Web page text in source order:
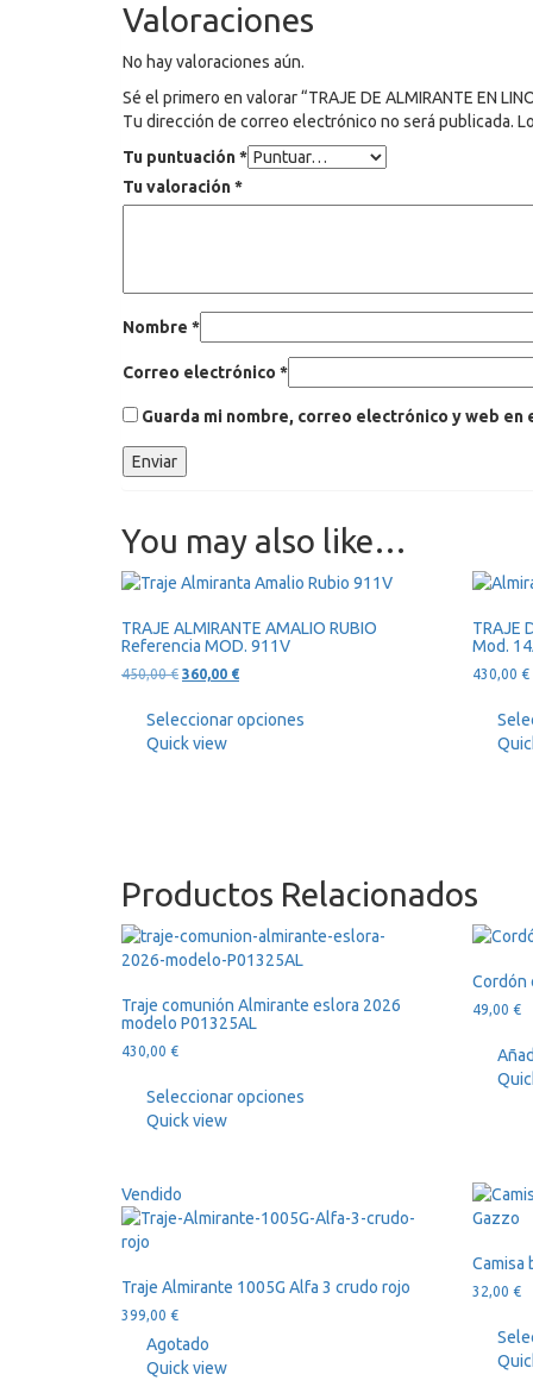
Valoraciones
No hay valoraciones aún.
Sé el primero en valorar “TRAJE DE ALMIRANTE EN
Tu dirección de correo electrónico no será publicada.
Tu puntuación*
Tu valoración*
Nombre *
Correo electrónico *
Guarda mi nombre, correo electrónico y web
You may also like…
TRAJE ALMIRANTE AMALIO RUBIO
Referencia MOD. 911V
450,00€ El
original
era:
450,00 €.
360,00 €El
actual
es:
Seleccionar opciones
Quick view
TRAJE
Mod.
430,00 €
Productos Relacionados
Traje comunión Almirante eslora 2026
modelo P01325AL
430,00 €
Seleccionar opciones
Quick view
Cordón
49,00 €
Vendido
Traje Almirante 1005G Alfa 3 crudo rojo
399,00 €
Agotado
Quick view
Camisa
32,00 €